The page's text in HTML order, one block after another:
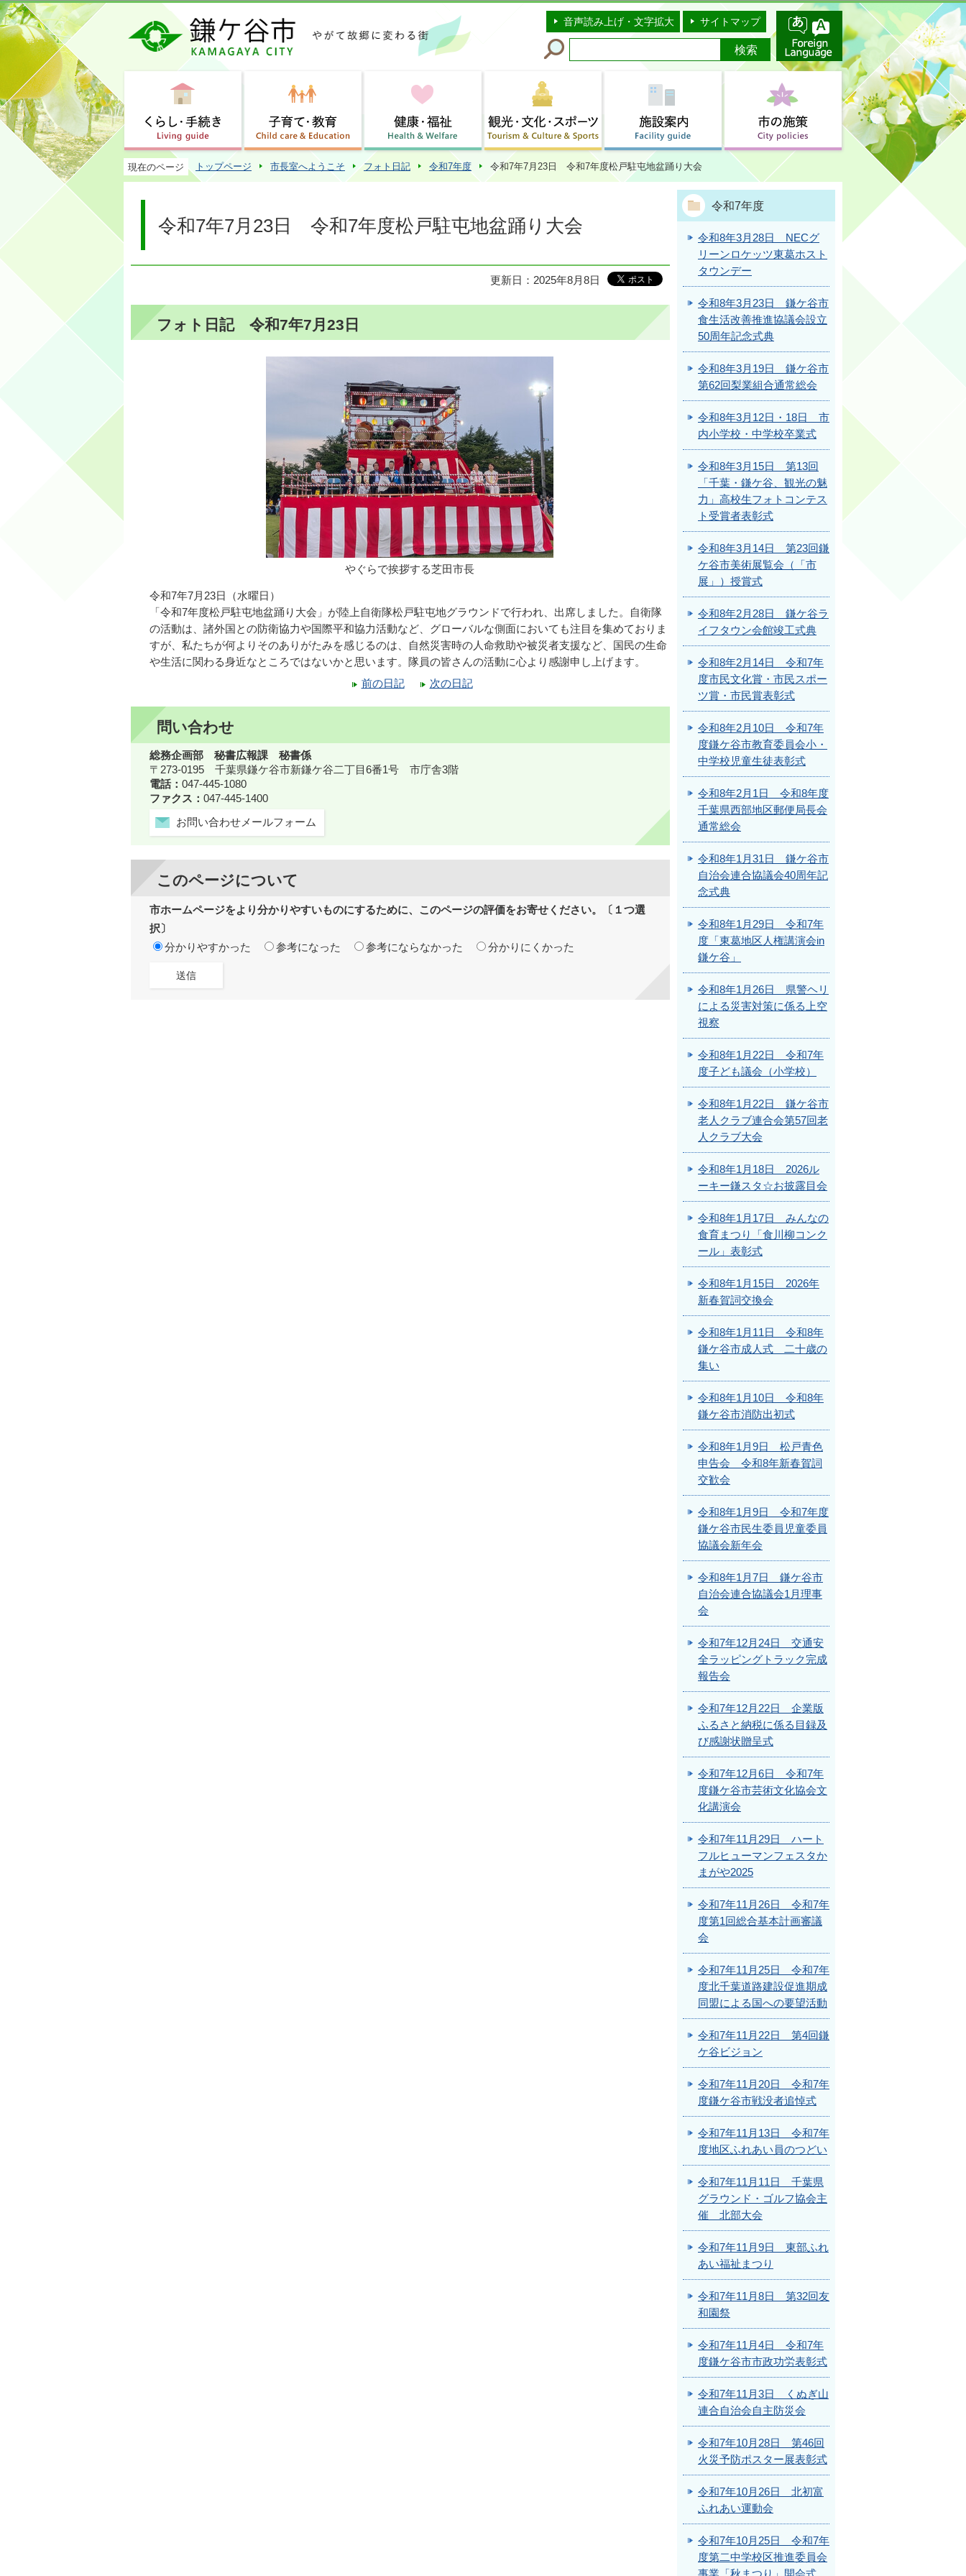
このページの本文へ移動
音声読み上げ・文字拡大 サイトマップ
現在のページ トップページ 市長室へようこそ フォト日記 令和7年度 令和7年7月23日 令和7年度松戸駐屯地盆踊り大会
令和7年7月23日 令和7年度松戸駐屯地盆踊り大会
更新日：2025年8月8日
フォト日記 令和7年7月23日
やぐらで挨拶する芝田市長
令和7年7月23日（水曜日）
「令和7年度松戸駐屯地盆踊り大会」が陸上自衛隊松戸駐屯地グラウンドで行われ、出席しました。自衛隊
の活動は、諸外国との防衛協力や国際平和協力活動など、グローバルな側面においても注目を集めておりま
すが、私たちが何よりそのありがたみを感じるのは、自然災害時の人命救助や被災者支援など、国民の生命
や生活に関わる身近なところではないかと思います。隊員の皆さんの活動に心より感謝申し上げます。
前の日記
次の日記
問い合わせ
総務企画部 秘書広報課 秘書係
〒273-0195 千葉県鎌ケ谷市新鎌ケ谷二丁目6番1号 市庁舎3階
電話： 047-445-1080
ファクス： 047-445-1400
お問い合わせメールフォーム
このページについて
市ホームページをより分かりやすいものにするために、このページの評価をお寄せください。〔１つ選
択〕
分かりやすかった
参考になった 参考にならなかった 分かりにくかった
令和7年度
令和8年3月28日 NECグ
リーンロケッツ東葛ホスト
タウンデー
令和8年3月23日 鎌ケ谷市
食生活改善推進協議会設立
50周年記念式典
令和8年3月19日 鎌ケ谷市
第62回梨業組合通常総会
令和8年3月12日・18日 市
内小学校・中学校卒業式
令和8年3月15日 第13回
「千葉・鎌ケ谷、観光の魅
力」高校生フォトコンテス
ト受賞者表彰式
令和8年3月14日 第23回鎌
ケ谷市美術展覧会（「市
展」）授賞式
令和8年2月28日 鎌ケ谷ラ
イフタウン会館竣工式典
令和8年2月14日 令和7年
度市民文化賞・市民スポー
ツ賞・市民賞表彰式
令和8年2月10日 令和7年
度鎌ケ谷市教育委員会小・
中学校児童生徒表彰式
令和8年2月1日 令和8年度
千葉県西部地区郵便局長会
通常総会
令和8年1月31日 鎌ケ谷市
自治会連合協議会40周年記
念式典
令和8年1月29日 令和7年
度「東葛地区人権講演会in
鎌ケ谷」
令和8年1月26日 県警ヘリ
による災害対策に係る上空
視察
令和8年1月22日 令和7年
度子ども議会（小学校）
令和8年1月22日 鎌ケ谷市
老人クラブ連合会第57回老
人クラブ大会
令和8年1月18日 2026ル
ーキー鎌スタ☆お披露目会
令和8年1月17日 みんなの
食育まつり「食川柳コンク
ール」表彰式
令和8年1月15日 2026年
新春賀詞交換会
令和8年1月11日 令和8年
鎌ケ谷市成人式 二十歳の
集い
令和8年1月10日 令和8年
鎌ケ谷市消防出初式
令和8年1月9日 松戸青色
申告会 令和8年新春賀詞
交歓会
令和8年1月9日 令和7年度
鎌ケ谷市民生委員児童委員
協議会新年会
令和8年1月7日 鎌ケ谷市
自治会連合協議会1月理事
会
令和7年12月24日 交通安
全ラッピングトラック完成
報告会
令和7年12月22日 企業版
ふるさと納税に係る目録及
び感謝状贈呈式
令和7年12月6日 令和7年
度鎌ケ谷市芸術文化協会文
化講演会
令和7年11月29日 ハート
フルヒューマンフェスタか
まがや2025
令和7年11月26日 令和7年
度第1回総合基本計画審議
会
令和7年11月25日 令和7年
度北千葉道路建設促進期成
同盟による国への要望活動
令和7年11月22日 第4回鎌
ケ谷ビジョン
令和7年11月20日 令和7年
度鎌ケ谷市戦没者追悼式
令和7年11月13日 令和7年
度地区ふれあい員のつどい
令和7年11月11日 千葉県
グラウンド・ゴルフ協会主
催 北部大会
令和7年11月9日 東部ふれ
あい福祉まつり
令和7年11月8日 第32回友
和園祭
令和7年11月4日 令和7年
度鎌ケ谷市市政功労表彰式
令和7年11月3日 くぬぎ山
連合自治会自主防災会
令和7年10月28日 第46回
火災予防ポスター展表彰式
令和7年10月26日 北初富
ふれあい運動会
令和7年10月25日 令和7年
度第二中学校区推進委員会